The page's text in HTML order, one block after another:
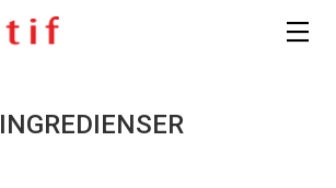
INGREDIENSER